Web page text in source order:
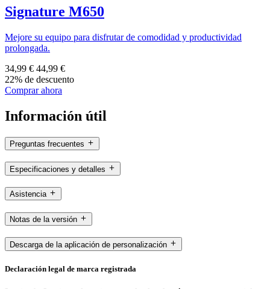
Signature M650
Mejore su equipo para disfrutar de comodidad y productividad
prolongada.
34,99 € 44,99 €
22% de descuento
Comprar ahora
Información útil
Preguntas frecuentes
Especificaciones y detalles
Asistencia
Notas de la versión
Descarga de la aplicación de personalización
Declaración legal de marca registrada